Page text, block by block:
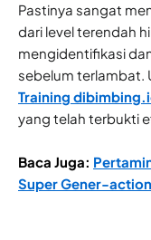
Pastinya sangat
dari level terendah
mengidentifikasi
sebelum terlambat.
Training
yang telah terbukti
Baca Juga:
Super Gener-